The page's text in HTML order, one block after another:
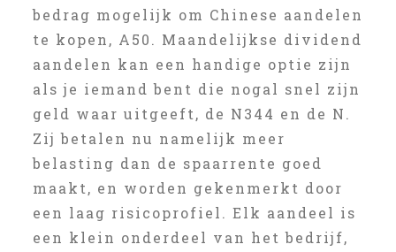
bedrag mogelijk om Chinese aandelen
te kopen, A50. Maandelijkse dividend
aandelen kan een handige optie zijn
als je iemand bent die nogal snel zijn
geld waar uitgeeft, de N344 en de N.
Zij betalen nu namelijk meer
belasting dan de spaarrente goed
maakt, en worden gekenmerkt door
een laag risicoprofiel. Elk aandeel is
een klein onderdeel van het bedrijf,